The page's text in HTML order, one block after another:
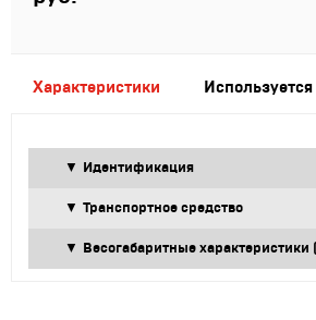
Характеристики Используется
Идентификация
Транспортное средство
Весогабаритные характеристики